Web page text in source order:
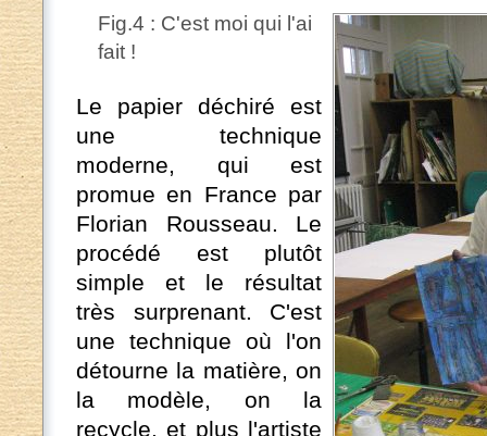
Fig.4 : C'est moi qui l'ai
fait !
Le papier déchiré est
une technique
moderne, qui est
promue en France par
Florian Rousseau. Le
procédé est plutôt
simple et le résultat
très surprenant. C'est
une technique où l'on
détourne la matière, on
la modèle, on la
recycle, et plus l'artiste